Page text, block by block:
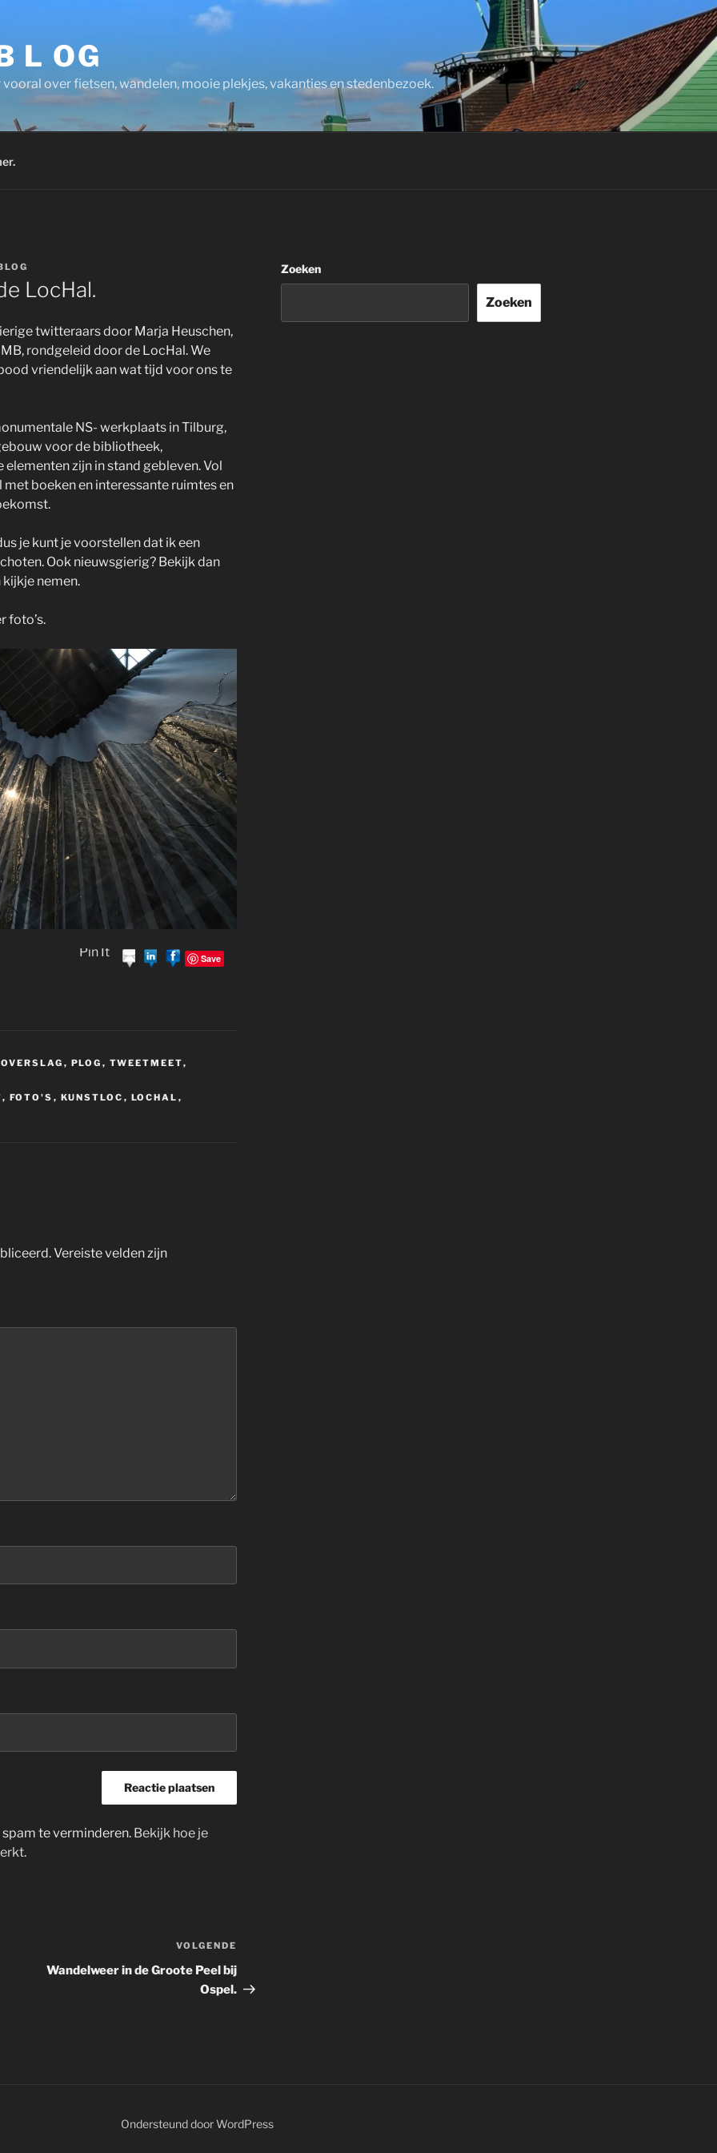
L OG
over fietsen, wandelen, mooie plekjes, vakanties en stedenbezoek.
LocHal.
twitteraars door Marja Heuschen,
rondgeleid door de LocHal. We
vriendelijk aan wat tijd voor ons te
NS- werkplaats in Tilburg,
voor de bibliotheek,
zijn in stand gebleven. Vol
boeken en interessante ruimtes en
je kunt je voorstellen dat ik een
Ook nieuwsgierig? Bekijk dan
kijkje nemen.
foto’s.
Pin It Save
, PLOG , TWEETMEET,
, FOTO'S , KUNSTLOC , LOCHAL ,
Vereiste velden zijn
te verminderen. Bekijk hoe je
.
bericht
VOLGENDE
Wandelweer in de Groote Peel bij
Ospel.
Zoeken
Zoeken
Ondersteund door WordPress